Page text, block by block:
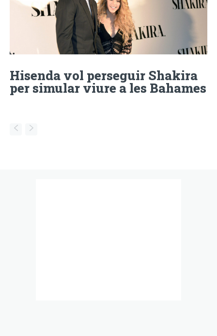
Hisenda vol perseguir Shakira
per simular viure a les Bahames